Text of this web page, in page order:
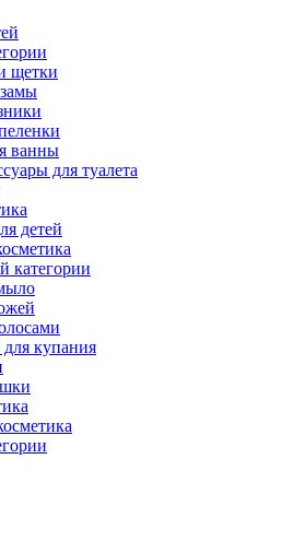
щетки
ванны
для туалета
детей
категории
для купания